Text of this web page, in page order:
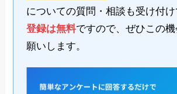
についての質問・相談も受け付け
登録は無料ですので、ぜひこの
願いします。